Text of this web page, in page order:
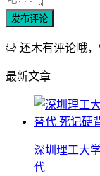
发布评论
还木有评论哦
最新文章
深圳理工大
代